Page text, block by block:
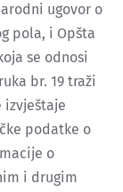
ugovor o
pola, i Opšta
se odnosi
br. 19 traži
izvještaje
podatke o
o
i drugim